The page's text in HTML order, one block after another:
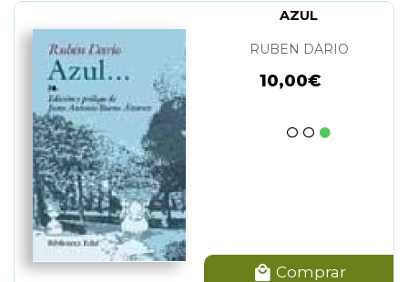
AZUL
RUBEN DARIO
10,00€
Comprar